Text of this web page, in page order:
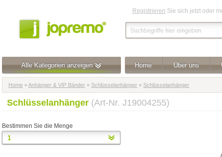
Registrieren Sie sich jetzt oder
Alle Kategorien anzeigen Home Über uns
Home »Anhänger & VIP Bänder » Schlüsselanhänger » Schlüsselanhänger
Schlüsselanhänger (Art-Nr. J19004255)
Bestimmen Sie die Menge